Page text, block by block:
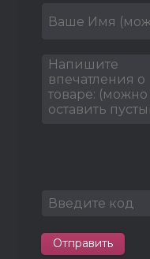
Отправить